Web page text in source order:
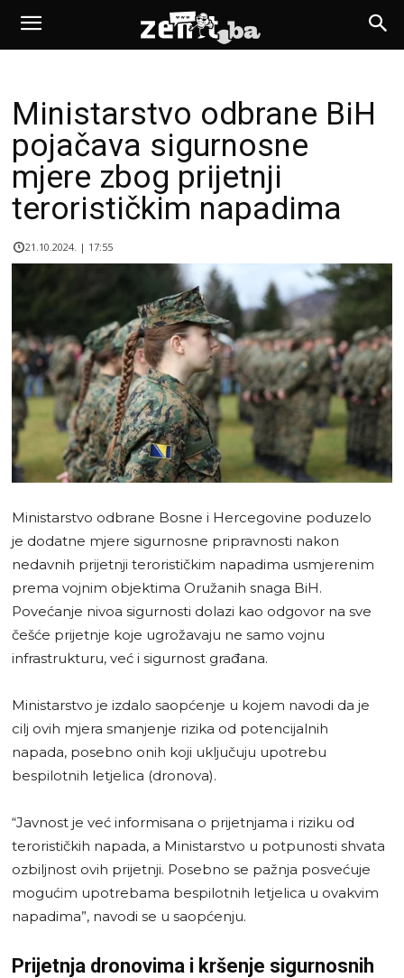
Ministarstvo odbrane BiH
pojačava sigurnosne
mjere zbog prijetnji
terorističkim napadima
21.10.2024. | 17:55
Ministarstvo odbrane Bosne i Hercegovine poduzelo
je dodatne mjere sigurnosne pripravnosti nakon
nedavnih prijetnji terorističkim napadima usmjerenim
prema vojnim objektima Oružanih snaga BiH.
Povećanje nivoa sigurnosti dolazi kao odgovor na sve
češće prijetnje koje ugrožavaju ne samo vojnu
infrastrukturu, već i sigurnost građana.
Ministarstvo je izdalo saopćenje u kojem navodi da je
cilj ovih mjera smanjenje rizika od potencijalnih
napada, posebno onih koji uključuju upotrebu
bespilotnih letjelica (dronova).
“Javnost je već informisana o prijetnjama i riziku od
terorističkih napada, a Ministarstvo u potpunosti shvata
ozbiljnost ovih prijetnji. Posebno se pažnja posvećuje
mogućim upotrebama bespilotnih letjelica u ovakvim
napadima”, navodi se u saopćenju.
Prijetnja dronovima i kršenje sigurnosnih